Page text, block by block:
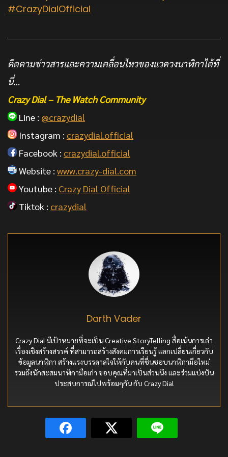
#CrazyDialOfficial
ติดตามข่าวสารและความเคลื่อนไหวของแวดวงนาฬิกาได้ที่
นี่…
Crazy Dial – The Watch Community
Line : @crazydial
Instagram : crazydial.official
Facebook : crazydial.official
Website : www.crazy-dial.com
Youtube : Crazy Dial Official
Tiktok : crazydial
Darth Vader
Crazy Dial มีเป้าหมายที่จะเป็น Creative StoryTelling สื่อเน้นการเล่า
เรื่องเชิงสร้างสรรค์ ที่สามารถสร้างสังคมการเรียนรู้ แลกเปลี่ยนเกี่ยวกับ
ข้อมูลนาฬิกา สร้างแรงบรรดาลใจให้กับคนที่ชื่นชอบนาฬิกามือใหม่
รวมถึงนักสะสมนาฬิกามือเก่า ขอบคุณที่มาเป็นส่วนนึง และร่วมแบ่งบัน
ประสบการณ์ไปพร้อมๆกัน กับ Crazy Dial